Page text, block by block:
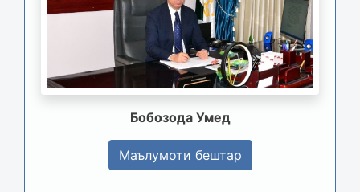
Бобозода Умед
Маълумоти бештар